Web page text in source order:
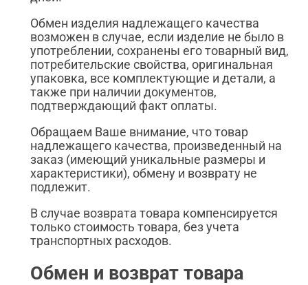
Обмен изделия надлежащего качества
возможен в случае, если изделие не было в
употреблении, сохранены его товарный вид,
потребительские свойства, оригинальная
упаковка, все комплектующие и детали, а
также при наличии документов,
подтверждающий факт оплаты.
Обращаем Ваше внимание, что товар
надлежащего качества, произведенный на
заказ (имеющий уникальные размеры и
характеристики), обмену и возврату не
подлежит.
В случае возврата товара компенсируется
только стоимость товара, без учета
транспортных расходов.
Обмен и возврат товара